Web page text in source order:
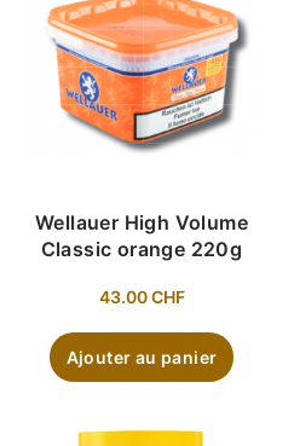
Wellauer High Volume
Classic orange 220g
43.00CHF
Ajouter au panier